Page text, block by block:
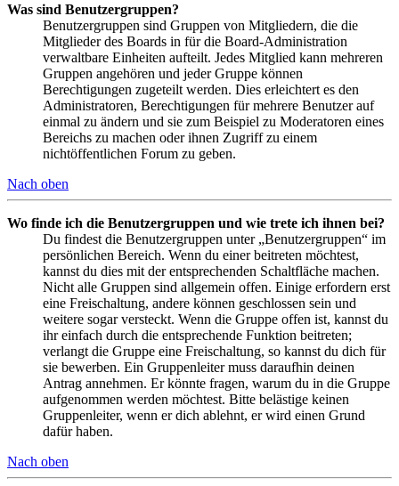
Was sind Benutzergruppen?
Benutzergruppen sind Gruppen von Mitgliedern, die die
Mitglieder des Boards in für die Board-Administration
verwaltbare Einheiten aufteilt. Jedes Mitglied kann mehreren
Gruppen angehören und jeder Gruppe können
Berechtigungen zugeteilt werden. Dies erleichtert es den
Administratoren, Berechtigungen für mehrere Benutzer auf
einmal zu ändern und sie zum Beispiel zu Moderatoren eines
Bereichs zu machen oder ihnen Zugriff zu einem
nichtöffentlichen Forum zu geben.
Nach oben
Wo finde ich die Benutzergruppen und wie trete ich ihnen bei?
Du findest die Benutzergruppen unter „Benutzergruppen“ im
persönlichen Bereich. Wenn du einer beitreten möchtest,
kannst du dies mit der entsprechenden Schaltfläche machen.
Nicht alle Gruppen sind allgemein offen. Einige erfordern erst
eine Freischaltung, andere können geschlossen sein und
weitere sogar versteckt. Wenn die Gruppe offen ist, kannst du
ihr einfach durch die entsprechende Funktion beitreten;
verlangt die Gruppe eine Freischaltung, so kannst du dich für
sie bewerben. Ein Gruppenleiter muss daraufhin deinen
Antrag annehmen. Er könnte fragen, warum du in die Gruppe
aufgenommen werden möchtest. Bitte belästige keinen
Gruppenleiter, wenn er dich ablehnt, er wird einen Grund
dafür haben.
Nach oben